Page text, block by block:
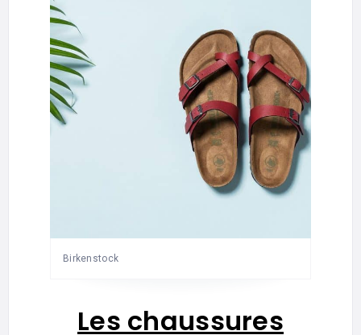
Birkenstock
Les chaussures